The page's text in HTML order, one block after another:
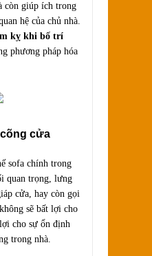
còn giúp ích trong
hệ của chủ nhà.
kỵ khi bố trí
phương pháp hóa
cửa
sofa chính trong
quan trọng, lưng
cửa, hay còn gọi
sẽ bất lợi cho
cho sự ổn định
trong nhà.